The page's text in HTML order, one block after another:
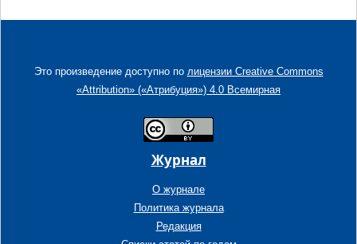
Это произведение доступно по лицензии Creative Commons
«Attribution» («Атрибуция») 4.0 Всемирная
Журнал
О журнале
Политика журнала
Редакция